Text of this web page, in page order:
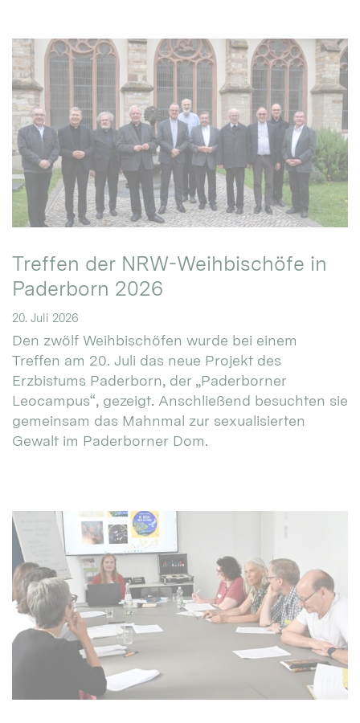
Treffen der NRW-Weihbischöfe in
Paderborn 2026
20. Juli 2026
Den zwölf Weihbischöfen wurde bei einem
Treffen am 20. Juli das neue Projekt des
Erzbistums Paderborn, der „Paderborner
Leocampus“, gezeigt. Anschließend besuchten sie
gemeinsam das Mahnmal zur sexualisierten
Gewalt im Paderborner Dom.